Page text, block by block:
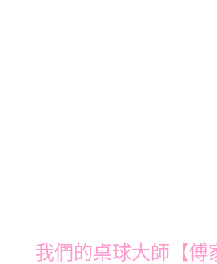
我們的桌球大師【傅